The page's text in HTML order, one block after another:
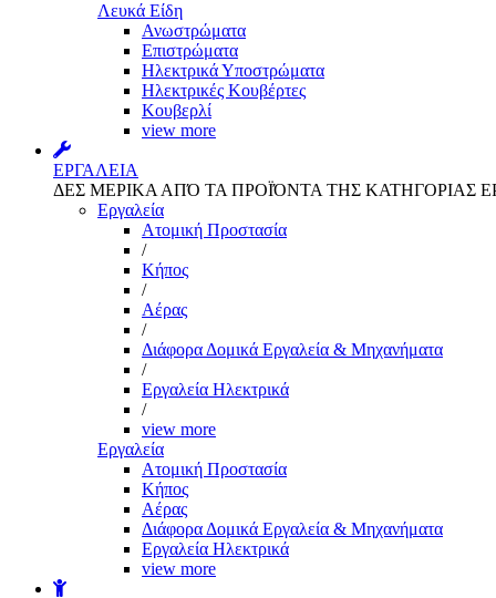
Λευκά Είδη
Ανωστρώματα
Επιστρώματα
Ηλεκτρικά Υποστρώματα
Ηλεκτρικές Κουβέρτες
Κουβερλί
view more
ΕΡΓΑΛΕΙΑ
ΔΕΣ ΜΕΡΙΚΑ ΑΠΌ ΤΑ ΠΡΟΪΌΝΤΑ ΤΗΣ ΚΑΤΗΓΟΡΙΑΣ
Εργαλεία
Aτομική Προστασία
/
Kήπος
/
Αέρας
/
Διάφορα Δομικά Εργαλεία & Μηχανήματα
/
Εργαλεία Ηλεκτρικά
/
view more
Εργαλεία
Aτομική Προστασία
Kήπος
Αέρας
Διάφορα Δομικά Εργαλεία & Μηχανήματα
Εργαλεία Ηλεκτρικά
view more